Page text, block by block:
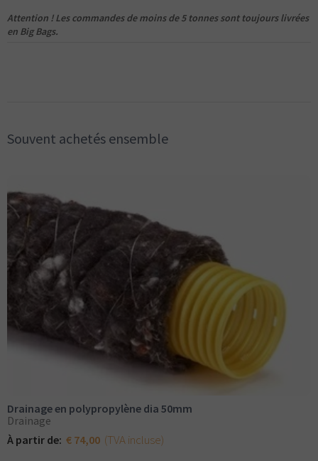
Attention ! Les commandes de moins de 5 tonnes sont toujours livrées
en Big Bags.
Souvent achetés ensemble
Drainage en polypropylène dia 50mm
Drainage
À partir de: € 74,00 (TVA incluse)